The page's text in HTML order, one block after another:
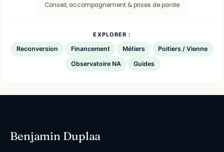
Conseil, accompagnement & prises de parole
EXPLORER :
Reconversion · Financement · Métiers · Poitiers / Vienne
· Observatoire NA · Guides
Benjamin Duplaa